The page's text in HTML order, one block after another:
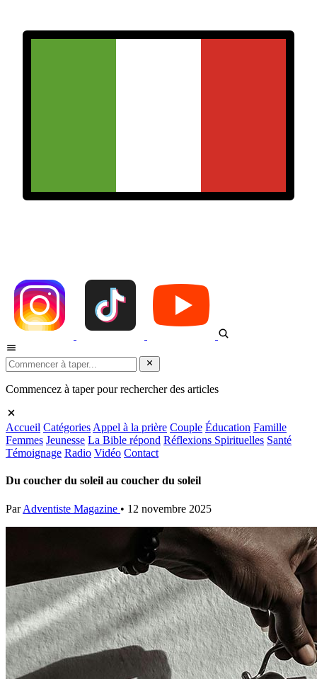
Commencez à taper pour rechercher des articles
Accueil Catégories Appel à la prière Couple Éducation Famille
Femmes Jeunesse La Bible répond Réflexions Spirituelles Santé
Témoignage Radio Vidéo Contact
Du coucher du soleil au coucher du soleil
Par Adventiste Magazine • 12 novembre 2025